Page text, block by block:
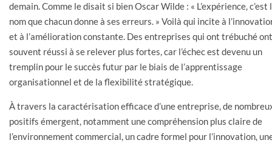
demain. Comme le disait si bien Oscar Wilde : « L’expérience, c’est
nom que chacun donne à ses erreurs. » Voilà qui incite à
et à l’amélioration constante. Des entreprises qui ont trébuché ont
souvent réussi à se relever plus fortes, car l’échec est devenu un
tremplin pour le succès futur par le biais de l’apprentissage
organisationnel et de la flexibilité stratégique.
À travers la caractérisation efficace d’une entreprise, de
positifs émergent, notamment une compréhension plus claire de
l’environnement commercial, un cadre formel pour l’innovation,